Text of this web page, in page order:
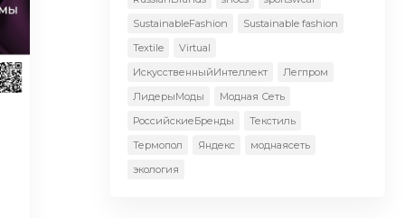
SustainableFashion
Sustainable fashion
Textile
Virtual
ИскусственныйИнтеллект
Легпром
ЛидерыМоды
Модная Сеть
РоссийскиеБренды
Текстиль
Термопол
Яндекс
моднаясеть
экология